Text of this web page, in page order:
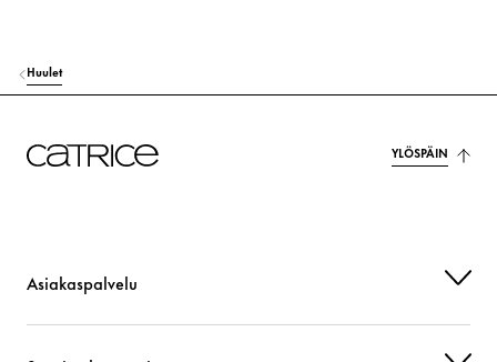
Huulet
YLÖSPÄIN
Asiakaspalvelu